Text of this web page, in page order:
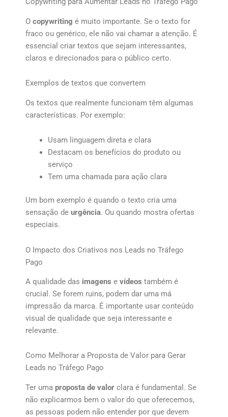
O copywriting é muito importante. Se o texto for
fraco ou genérico, ele não vai chamar a atenção. É
essencial criar textos que sejam interessantes,
claros e direcionados para o público certo.
Exemplos de textos que convertem
Os textos que realmente funcionam têm algumas
características. Por exemplo:
Usam linguagem direta e clara
Destacam os benefícios do produto ou
serviço
Tem uma chamada para ação clara
Um bom exemplo é quando o texto cria uma
sensação de urgência. Ou quando mostra ofertas
especiais.
O Impacto dos Criativos nos Leads no Tráfego
Pago
A qualidade das imagens e vídeos também é
crucial. Se forem ruins, podem dar uma má
impressão da marca. É importante usar conteúdo
visual de qualidade que seja interessante e
relevante.
Como Melhorar a Proposta de Valor para Gerar
Leads no Tráfego Pago
Ter uma proposta de valor clara é fundamental. Se
não explicarmos bem o valor do que oferecemos,
as pessoas podem não entender por que devem